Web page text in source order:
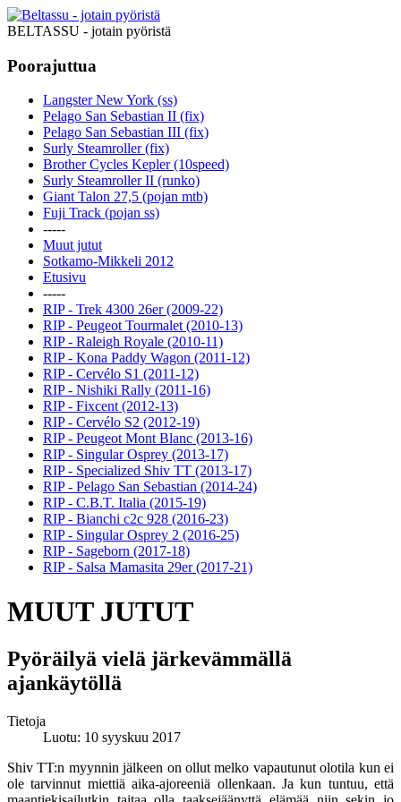
BELTASSU - jotain pyöristä
Poorajuttua
Langster New York (ss)
Pelago San Sebastian II (fix)
Pelago San Sebastian III (fix)
Surly Steamroller (fix)
Brother Cycles Kepler (10speed)
Surly Steamroller II (runko)
Giant Talon 27,5 (pojan mtb)
Fuji Track (pojan ss)
-----
Muut jutut
Sotkamo-Mikkeli 2012
Etusivu
-----
RIP - Trek 4300 26er (2009-22)
RIP - Peugeot Tourmalet (2010-13)
RIP - Raleigh Royale (2010-11)
RIP - Kona Paddy Wagon (2011-12)
RIP - Cervélo S1 (2011-12)
RIP - Nishiki Rally (2011-16)
RIP - Fixcent (2012-13)
RIP - Cervélo S2 (2012-19)
RIP - Peugeot Mont Blanc (2013-16)
RIP - Singular Osprey (2013-17)
RIP - Specialized Shiv TT (2013-17)
RIP - Pelago San Sebastian (2014-24)
RIP - C.B.T. Italia (2015-19)
RIP - Bianchi c2c 928 (2016-23)
RIP - Singular Osprey 2 (2016-25)
RIP - Sageborn (2017-18)
RIP - Salsa Mamasita 29er (2017-21)
MUUT JUTUT
Pyöräilyä vielä järkevämmällä
ajankäytöllä
Tietoja
Luotu: 10 syyskuu 2017
Shiv TT:n myynnin jälkeen on ollut melko vapautunut olotila kun ei
ole tarvinnut miettiä aika-ajoreeniä ollenkaan. Ja kun tuntuu, että